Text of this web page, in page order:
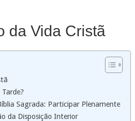
da Vida Cristã
Sagrada: Participar Plenamente
da Disposição Interior